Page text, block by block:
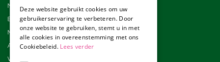
Nieuwsbrief
Blog
Merken
Assortiment
Werken bij Tuincollectie
Deze website gebruikt cookies om uw
gebruikerservaring te verbeteren. Door
onze website te gebruiken, stemt u in met
alle cookies in overeenstemming met ons
Cookiebeleid. Lees verder